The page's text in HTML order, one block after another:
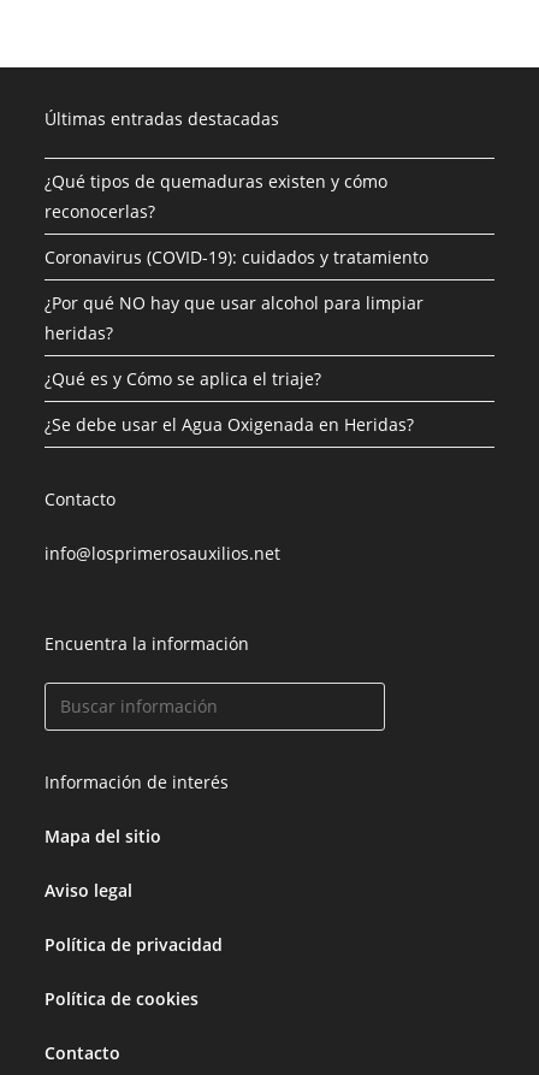
Últimas entradas destacadas
¿Qué tipos de quemaduras existen y cómo
reconocerlas?
Coronavirus (COVID-19): cuidados y tratamiento
¿Por qué NO hay que usar alcohol para limpiar
heridas?
¿Qué es y Cómo se aplica el triaje?
¿Se debe usar el Agua Oxigenada en Heridas?
Contacto
info@losprimerosauxilios.net
Encuentra la información
Información de interés
Mapa del sitio
Aviso legal
Política de privacidad
Política de cookies
Contacto